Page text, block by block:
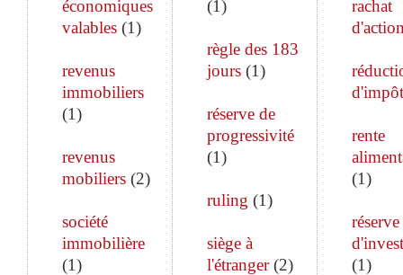
économiques
valables (1)
revenus
immobiliers
(1)
revenus
mobiliers (2)
société
immobilière
(1)
(1 )
règle des 183
jours(1)
réserve de
progressivité
(1)
ruling (1)
siège à
l'étranger(2)
rachat
d'impôt
rente
(1)
réserve
(1)